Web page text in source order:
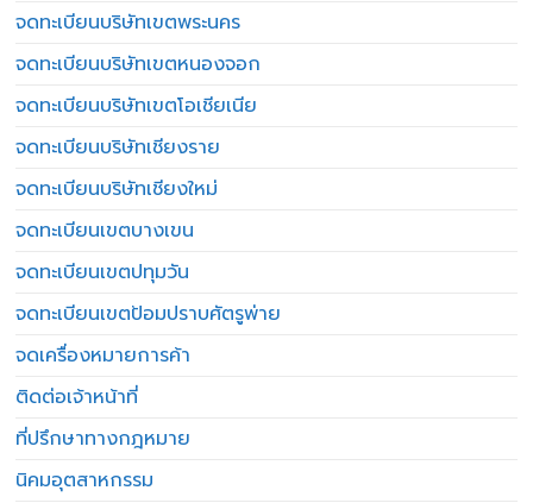
จดทะเบียนบริษัทเขตพระนคร
จดทะเบียนบริษัทเขตหนองจอก
จดทะเบียนบริษัทเขตโอเชียเนีย
จดทะเบียนบริษัทเชียงราย
จดทะเบียนบริษัทเชียงใหม่
จดทะเบียนเขตบางเขน
จดทะเบียนเขตปทุมวัน
จดทะเบียนเขตป้อมปราบศัตรูพ่าย
จดเครื่องหมายการค้า
ติดต่อเจ้าหน้าที่
ที่ปรึกษาทางกฎหมาย
นิคมอุตสาหกรรม